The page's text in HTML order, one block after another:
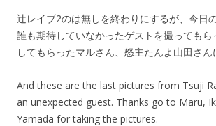
辻レイブ2のは無しを終わりにするが、今日
誰も期待していなかったゲストを撮っても
してもらったマルさん、怒主たんよ山田さん
And these are the last pictures from Tsuji
an unexpected guest. Thanks go to Maru,
Yamada for taking the pictures.